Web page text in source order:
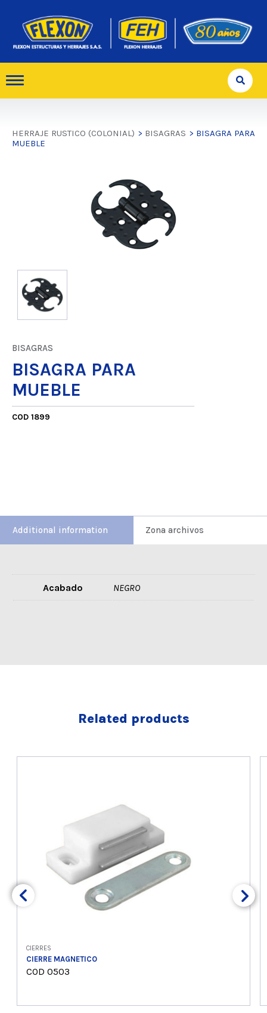
HERRAJE RUSTICO (COLONIAL) > BISAGRAS > BISAGRA PARA
MUEBLE
BISAGRAS
BISAGRA PARA
MUEBLE
COD 1899
Additional information Zona archivos
Acabado NEGRO
Related products
CIERRES
CIERRE MAGNETICO
COD 0503